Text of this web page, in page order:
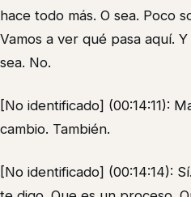
hace todo más. O sea. Poco
Vamos a ver qué pasa aquí.
sea. No.
[No identificado] (00:14:11):
cambio. También.
[No identificado] (00:14:14):